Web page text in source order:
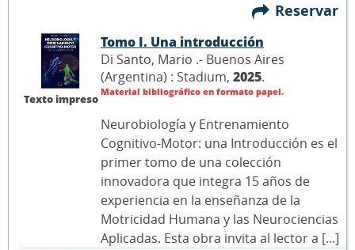
Reservar
Texto impreso
Tomo I. Una introducción
Di Santo, Mario .- Buenos Aires
(Argentina) : Stadium, 2025.
Material bibliográfico en formato papel.
Neurobiología y Entrenamiento
Cognitivo-Motor: una Introducción es el
primer tomo de una colección
innovadora que integra 15 años de
experiencia en la enseñanza de la
Motricidad Humana y las Neurociencias
Aplicadas. Esta obra invita al lector a [...]